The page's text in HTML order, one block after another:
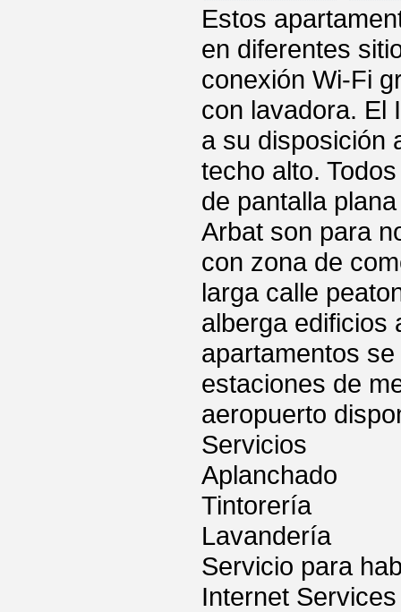
Estos
en diferentes
conexión Wi-Fi
con lavadora. El
a su disposición
techo alto.
de pantalla
Arbat son para
con zona de
larga calle
alberga edificios
apartamentos
estaciones de
aeropuerto
Servicios
Aplanchado
Tintorería
Lavandería
Servicio para
Internet Services